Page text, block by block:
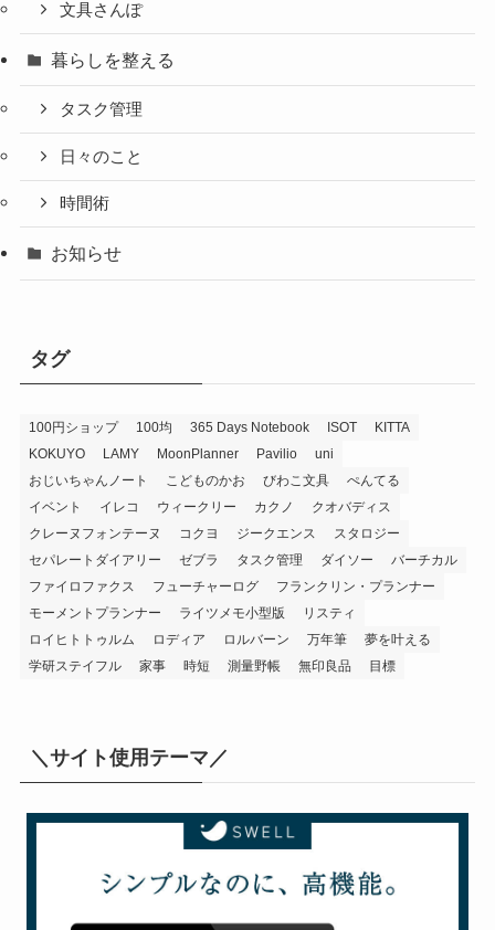
文具さんぽ
暮らしを整える
タスク管理
日々のこと
時間術
お知らせ
タグ
100円ショップ 100均 365 Days Notebook ISOT
KITTA
KOKUYO
LAMY MoonPlanner Pavilio
uni
おじいちゃんノート
こどものかお びわこ文具
ぺんてる
イベント
イレコ ウィークリー カクノ
クオバディス
クレーヌフォンテーヌ
コクヨ ジークエンス
スタロジー
セパレートダイアリー
ゼブラ タスク管理 ダイソー
バーチカル
ファイロファクス
フューチャーログ
フランクリン・プランナー
モーメントプランナー
ライツメモ小型版
リスティ
ロイヒトトゥルム
ロディア ロルバーン 万年筆
夢を叶える
学研ステイフル
家事 時短 測量野帳 無印良品 目標
＼サイト使用テーマ／